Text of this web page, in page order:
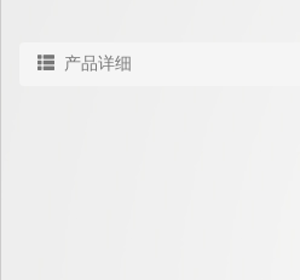
产品详细